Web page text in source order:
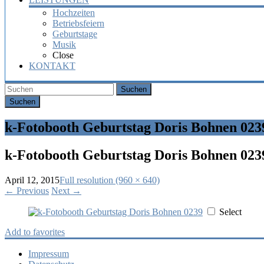
Hochzeiten
Betriebsfeiern
Geburtstage
Musik
Close
KONTAKT
Suchen
k-Fotobooth Geburtstag Doris Bohnen
k-Fotobooth Geburtstag Doris Bohnen
April 12, 2015Full resolution (960 × 640)
← Previous Next →
Select
Add to favorites
Impressum